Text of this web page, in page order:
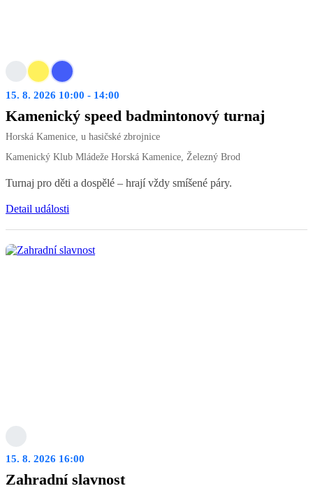
15. 8. 2026 10:00 - 14:00
Kamenický speed badmintonový turnaj
Horská Kamenice, u hasičské zbrojnice
Kamenický Klub Mládeže Horská Kamenice, Železný Brod
Turnaj pro děti a dospělé – hrají vždy smíšené páry.
Detail události
15. 8. 2026 16:00
Zahradní slavnost